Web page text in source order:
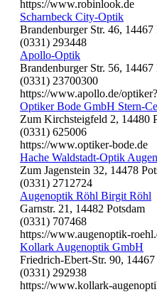
https://www.robinlook.de
Scharnbeck City-Optik
Brandenburger Str. 46, 14467
(0331) 293448
Apollo-Optik
Brandenburger Str. 56, 14467
(0331) 23700300
https://www.apollo.de/
Optiker Bode GmbH Stern-
Zum Kirchsteigfeld 2, 14480
(0331) 625006
https://www.optiker-bode.de
Hache Waldstadt-Optik
Zum Jagenstein 32, 14478
(0331) 2712724
Augenoptik Röhl Birgit Röhl
Garnstr. 21, 14482 Potsdam
(0331) 707468
https://www.augenoptik-
Kollark Augenoptik GmbH
Friedrich-Ebert-Str. 90, 14467
(0331) 292938
https://www.kollark-